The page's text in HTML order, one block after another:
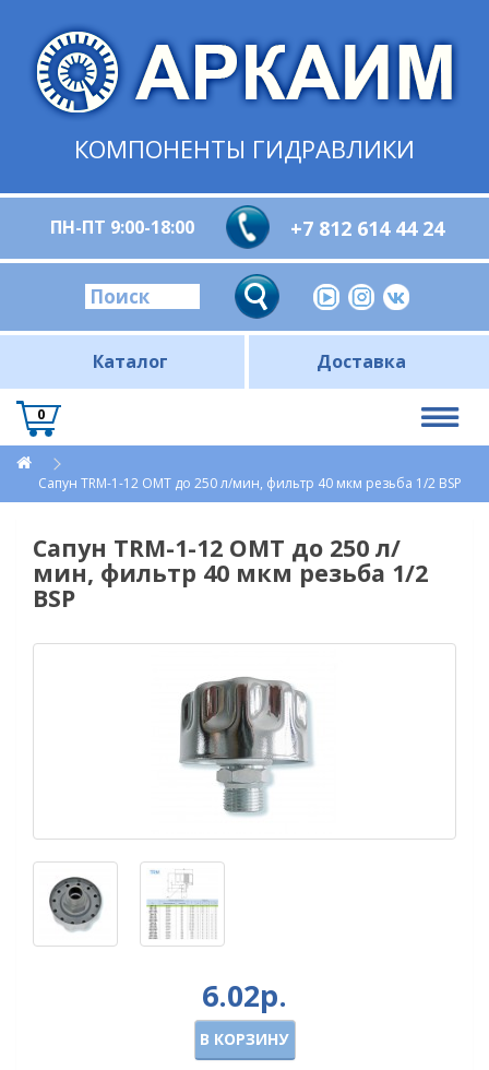
КОМПОНЕНТЫ ГИДРАВЛИКИ
ПН-ПТ 9:00-18:00 +7 812 614 44 24
Каталог Доставка
0
Сапун TRM-1-12 OMT до 250 л/мин, фильтр 40 мкм резьба 1/2 BSP
Сапун TRM-1-12 OMT до 250 л/
мин, фильтр 40 мкм резьба 1/2
BSP
6.02р.
В КОРЗИНУ